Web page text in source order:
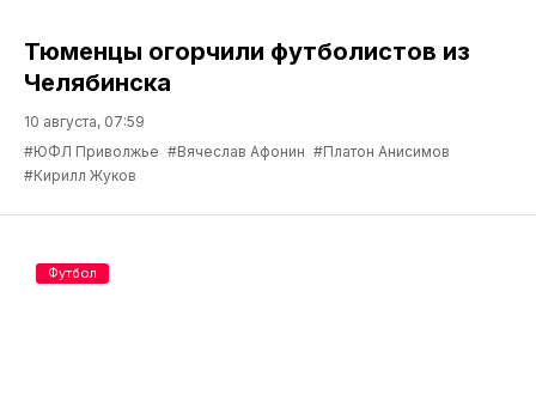
Тюменцы огорчили футболистов из
Челябинска
10 августа, 07:59
#ЮФЛ Приволжье #Вячеслав Афонин #Платон Анисимов
#Кирилл Жуков
Футбол